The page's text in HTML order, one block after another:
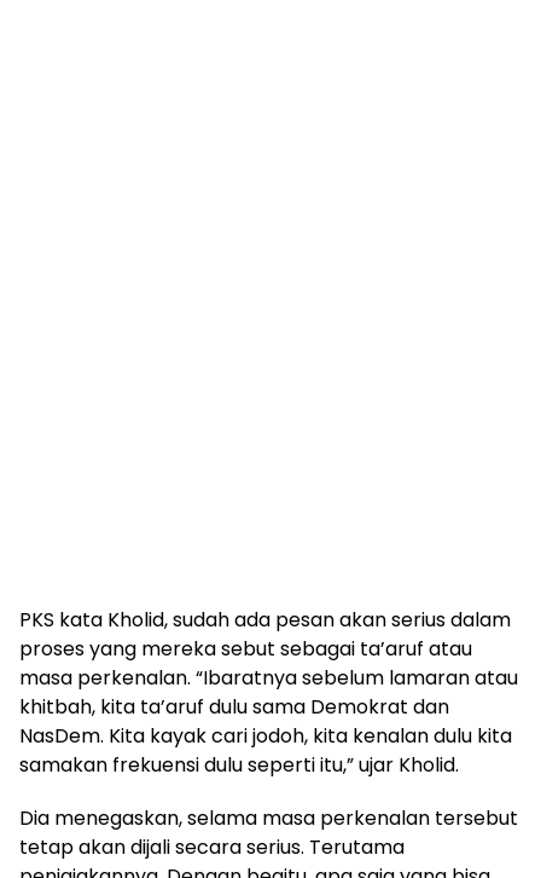
PKS kata Kholid, sudah ada pesan akan serius dalam
proses yang mereka sebut sebagai ta’aruf atau
masa perkenalan. “Ibaratnya sebelum lamaran atau
khitbah, kita ta’aruf dulu sama Demokrat dan
NasDem. Kita kayak cari jodoh, kita kenalan dulu kita
samakan frekuensi dulu seperti itu,” ujar Kholid.
Dia menegaskan, selama masa perkenalan tersebut
tetap akan dijali secara serius. Terutama